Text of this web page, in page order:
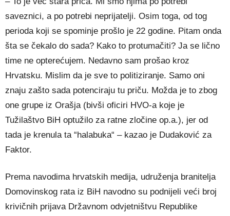
saveznici, a po potrebi neprijatelji. Osim toga, od tog
perioda koji se spominje prošlo je 22 godine. Pitam onda
šta se čekalo do sada? Kako to protumačiti? Ja se lično
time ne opterećujem. Nedavno sam prošao kroz
Hrvatsku. Mislim da je sve to politiziranje. Samo oni
znaju zašto sada potenciraju tu priču. Možda je to zbog
one grupe iz Orašja (bivši oficiri HVO-a koje je
Tužilaštvo BiH optužilo za ratne zločine op.a.), jer od
tada je krenula ta “halabuka“ – kazao je Dudaković za
Faktor.
Prema navodima hrvatskih medija, udruženja branitelja
Domovinskog rata iz BiH navodno su podnijeli veći broj
krivičnih prijava Državnom odvjetništvu Republike